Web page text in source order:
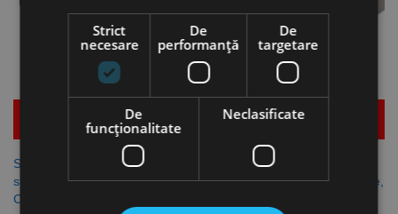
Mai multe detalii
Suporti cu placuta fixata cu
stift - parghie, PSDN 45 grade,
CANELA
Mai multe detalii
Suporti cu placuta fixata cu
stift - parghie, PSSN 45 grade,
Strict
necesare
De
performanță
De
targetare
De
funcţionalitate
Neclasificate